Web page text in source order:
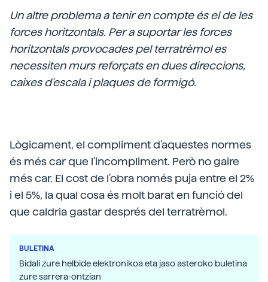
Un altre problema a tenir en compte és el de les
forces horitzontals. Per a suportar les forces
horitzontals provocades pel terratrèmol es
necessiten murs reforçats en dues direccions,
caixes d'escala i plaques de formigó.
Lògicament, el compliment d'aquestes normes
és més car que l'incompliment. Però no gaire
més car. El cost de l'obra només puja entre el 2%
i el 5%, la qual cosa és molt barat en funció del
que caldria gastar després del terratrèmol.
BULETINA
Bidali zure helbide elektronikoa eta jaso asteroko buletina
zure sarrera-ontzian